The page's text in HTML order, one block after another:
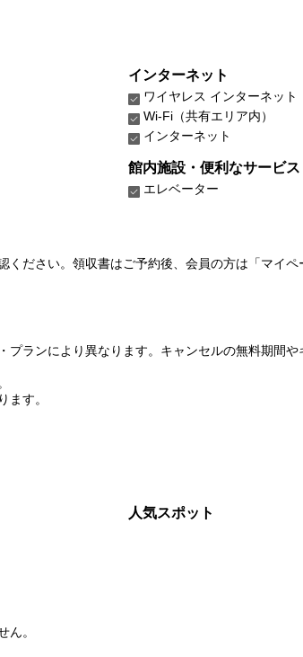
インターネット
ワイヤレス インターネット
Wi-Fi（共有エリア内）
インターネット
館内施設・便利なサービス
エレベーター
ください。領収書はご予約後、会員の方は「マイ
プランにより異なります。キャンセルの無料期間
ます。
人気スポット
ん。